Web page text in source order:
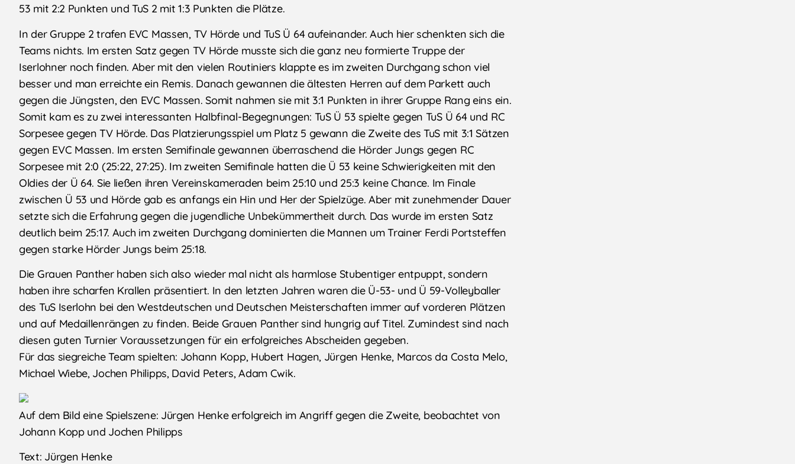
53 mit 2:2 Punkten und TuS 2 mit 1:3 Punkten die Plätze.
In der Gruppe 2 trafen EVC Massen, TV Hörde und TuS Ü 64 aufeinander. Auch hier schenkten sich die
Teams nichts. Im ersten Satz gegen TV Hörde musste sich die ganz neu formierte Truppe der
Iserlohner noch finden. Aber mit den vielen Routiniers klappte es im zweiten Durchgang schon viel
besser und man erreichte ein Remis. Danach gewannen die ältesten Herren auf dem Parkett auch
gegen die Jüngsten, den EVC Massen. Somit nahmen sie mit 3:1 Punkten in ihrer Gruppe Rang eins ein.
Somit kam es zu zwei interessanten Halbfinal-Begegnungen: TuS Ü 53 spielte gegen TuS Ü 64 und RC
Sorpesee gegen TV Hörde. Das Platzierungsspiel um Platz 5 gewann die Zweite des TuS mit 3:1 Sätzen
gegen EVC Massen. Im ersten Semifinale gewannen überraschend die Hörder Jungs gegen RC
Sorpesee mit 2:0 (25:22, 27:25). Im zweiten Semifinale hatten die Ü 53 keine Schwierigkeiten mit den
Oldies der Ü 64. Sie ließen ihren Vereinskameraden beim 25:10 und 25:3 keine Chance. Im Finale
zwischen Ü 53 und Hörde gab es anfangs ein Hin und Her der Spielzüge. Aber mit zunehmender Dauer
setzte sich die Erfahrung gegen die jugendliche Unbekümmertheit durch. Das wurde im ersten Satz
deutlich beim 25:17. Auch im zweiten Durchgang dominierten die Mannen um Trainer Ferdi Portsteffen
gegen starke Hörder Jungs beim 25:18.
Die Grauen Panther haben sich also wieder mal nicht als harmlose Stubentiger entpuppt, sondern
haben ihre scharfen Krallen präsentiert. In den letzten Jahren waren die Ü-53- und Ü 59-Volleyballer
des TuS Iserlohn bei den Westdeutschen und Deutschen Meisterschaften immer auf vorderen Plätzen
und auf Medaillenrängen zu finden. Beide Grauen Panther sind hungrig auf Titel. Zumindest sind nach
diesen guten Turnier Voraussetzungen für ein erfolgreiches Abscheiden gegeben.
Für das siegreiche Team spielten: Johann Kopp, Hubert Hagen, Jürgen Henke, Marcos da Costa Melo,
Michael Wiebe, Jochen Philipps, David Peters, Adam Cwik.
Auf dem Bild eine Spielszene: Jürgen Henke erfolgreich im Angriff gegen die Zweite, beobachtet von
Johann Kopp und Jochen Philipps
Text: Jürgen Henke